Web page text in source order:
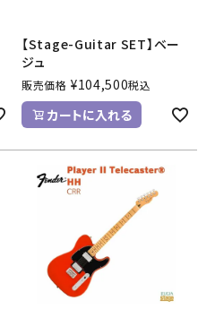
【Stage-Guitar SET】ベー
ジュ
販売価格 ¥104,500税込
カートに入れる